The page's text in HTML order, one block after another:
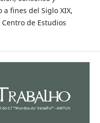
fines del Siglo XIX,
Centro de Estudios